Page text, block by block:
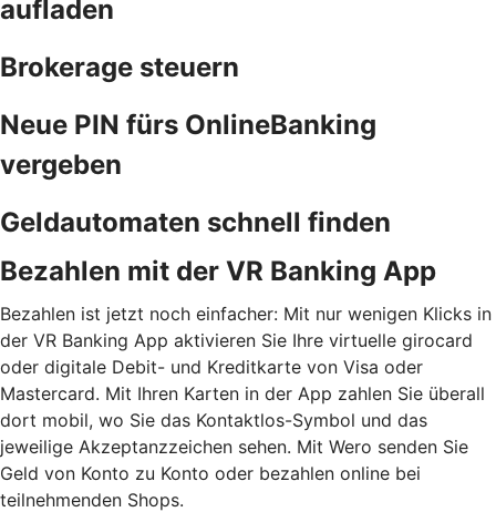
aufladen
Brokerage steuern
Neue PIN fürs OnlineBanking
vergeben
Geldautomaten schnell finden
Bezahlen mit der VR Banking App
Bezahlen ist jetzt noch einfacher: Mit nur wenigen Klicks in
der VR Banking App aktivieren Sie Ihre virtuelle girocard
oder digitale Debit- und Kreditkarte von Visa oder
Mastercard. Mit Ihren Karten in der App zahlen Sie überall
dort mobil, wo Sie das Kontaktlos-Symbol und das
jeweilige Akzeptanzzeichen sehen. Mit Wero senden Sie
Geld von Konto zu Konto oder bezahlen online bei
teilnehmenden Shops.